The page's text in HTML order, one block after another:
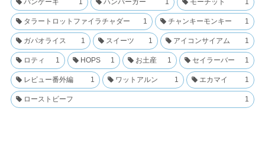
パンケーキ 1 ハンバーガー 1 モーチット 1
タラートロットファイラチャダー 1 チャンキーモンキー 1
ガパオライス 1 スイーツ 1 アイコンサイアム 1
ロティ 1 HOPS 1 お土産 1 セイラーバー 1
レビュー番外編 1 ワットアルン 1 エカマイ 1
ローストビーフ 1